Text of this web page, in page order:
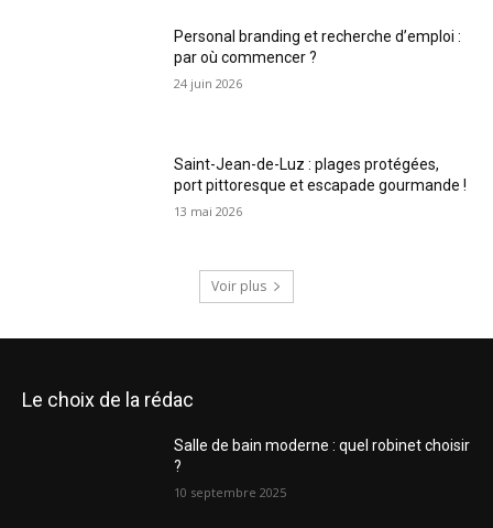
Personal branding et recherche d’emploi :
par où commencer ?
24 juin 2026
Saint-Jean-de-Luz : plages protégées,
port pittoresque et escapade gourmande !
13 mai 2026
Voir plus
Le choix de la rédac
Salle de bain moderne : quel robinet choisir
?
10 septembre 2025